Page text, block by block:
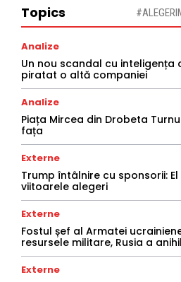
Topics
Analize
Un nou scandal cu inteligența
piratat o altă companiei
Analize
Piața Mircea din Drobeta
fața
Externe
Trump întâlnire cu sponsorii:
viitoarele alegeri
Externe
Fostul șef al Armatei
resursele militare, Rusia a
Externe